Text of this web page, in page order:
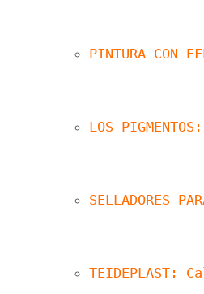
PINTURA CON
LOS
SELLADORES
TEIDEPLAST: